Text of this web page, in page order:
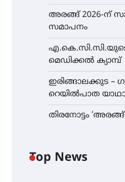
അരങ്ങ് 2026-ന്
സമാപനം
മെഡിക്കൽ ക്യാമ്പ്
ഇരിങ്ങാലക്കുട
റെയിൽപാത
തിരനോട്ടം
Top News